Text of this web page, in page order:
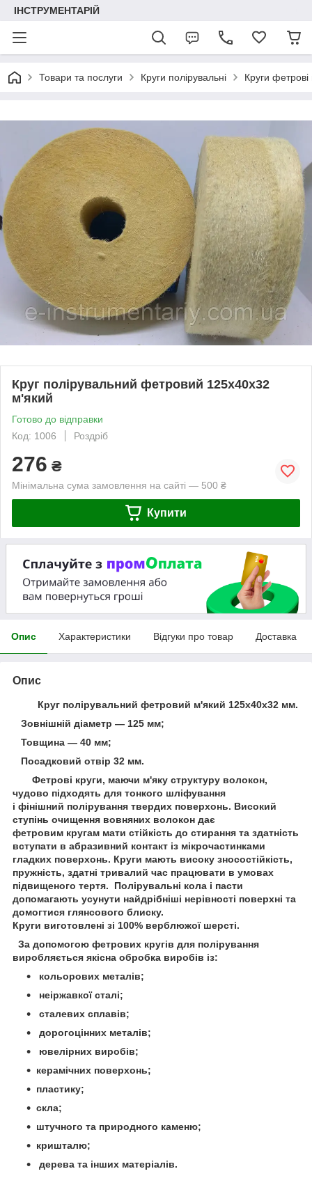
ІНСТРУМЕНТАРІЙ
Товари та послуги Круги полірувальні Круги фетрові
Круг полірувальний фетровий 125х40х32
м'який
Готово до відправки
Код: 1006
Роздріб
276 ₴
Мінімальна сума замовлення на сайті — 500 ₴
Купити
Опис Характеристики Відгуки про товар Доставка
Опис
Круг полірувальний фетровий м'який 125х40х32 мм.
Зовнішній діаметр — 125 мм;
Товщина — 40 мм;
Посадковий отвір 32 мм.
Фетрові круги, маючи м'яку структуру волокон,
чудово підходять для тонкого шліфування
і фінішний полірування твердих поверхонь. Високий
ступінь очищення вовняних волокон дає
фетровим кругам мати стійкість до стирання та здатність
вступати в абразивний контакт із мікрочастинками
гладких поверхонь. Круги мають високу зносостійкість,
пружність, здатні тривалий час працювати в умовах
підвищеного тертя. Полірувальні кола і пасти
допомагають усунути найдрібніші нерівності поверхні та
домогтися глянсового блиску.
Круги виготовлені зі 100% верблюжої шерсті.
За допомогою фетрових кругів для полірування
виробляється якісна обробка виробів із:
кольорових металів;
неіржавкої сталі;
сталевих сплавів;
дорогоцінних металів;
ювелірних виробів;
керамічних поверхонь;
пластику;
скла;
штучного та природного каменю;
кришталю;
дерева та інших матеріалів.